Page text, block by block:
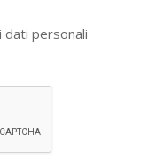
personali